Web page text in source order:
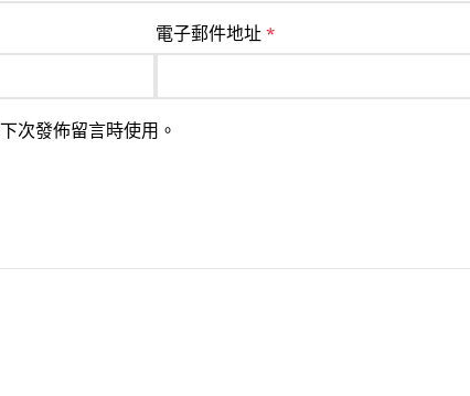
電子郵件地址 *
次發佈留言時使用。